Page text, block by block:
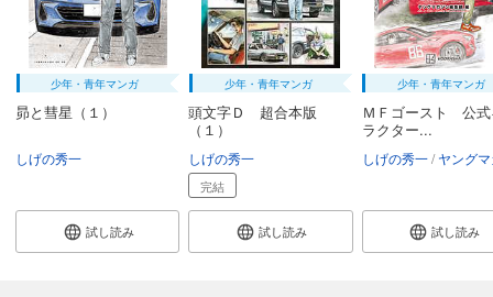
少年・青年マンガ
昴と彗星（１）
しげの秀一
試し読み
少年・青年マンガ
頭文字Ｄ 超合本版
（１）
しげの秀一
完結
試し読み
少年・青年マンガ
ＭＦゴースト 公式
ラクター...
しげの秀一 ヤングマガジン
試し読み